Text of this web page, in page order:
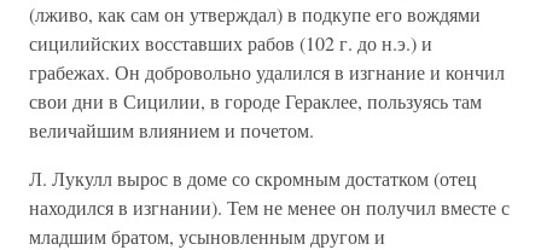
(лживо, как сам он утверждал) в подкупе его вождями
сицилийских восставших рабов (102 г. до н.э.) и
грабежах. Он добровольно удалился в изгнание и кончил
свои дни в Сицилии, в городе Гераклее, пользуясь там
величайшим влиянием и почетом.
Л. Лукулл вырос в доме со скромным достатком (отец
находился в изгнании). Тем не менее он получил вместе с
младшим братом, усыновленным другом и